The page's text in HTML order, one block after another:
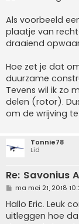
Als voorbeeld
plaatje van
draaiend
Hoe zet je dat
duurzame
Tevens wil ik zo
delen (rotor).
om de wrijving
Tonnie78
Lid
Re: Savonius
B
r
i
c
ma mei 21, 2018
Hallo Eric. Leuk
uitleggen hoe